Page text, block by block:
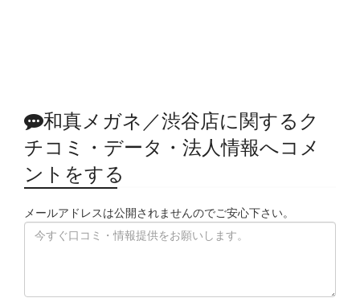
和真メガネ／渋谷店に関するク
チコミ・データ・法人情報へコメ
ントをする
メールアドレスは公開されませんのでご安心下さい。